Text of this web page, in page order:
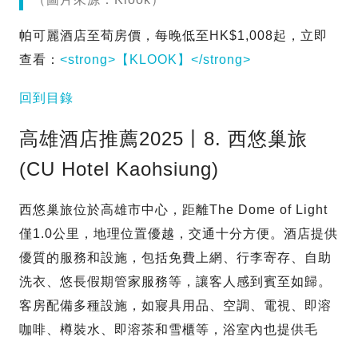
帕可麗酒店至荀房價，每晚低至HK$1,008起，立即
查看： <strong>【KLOOK】</strong>
回到目錄
高雄酒店推薦2025丨8. 西悠巢旅
(CU Hotel Kaohsiung)
西悠巢旅位於高雄市中心，距離The Dome of Light
僅1.0公里，地理位置優越，交通十分方便。酒店提供
優質的服務和設施，包括免費上網、行李寄存、自助
洗衣、悠長假期管家服務等，讓客人感到賓至如歸。
客房配備多種設施，如寢具用品、空調、電視、即溶
咖啡、樽裝水、即溶茶和雪櫃等，浴室內也提供毛